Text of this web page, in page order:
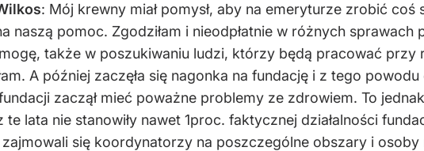
: Mój krewny miał pomysł, aby na emeryturze zrobić
naszą pomoc. Zgodziłam i nieodpłatnie w różnych
także w poszukiwaniu ludzi, którzy będą pracować przy
A później zaczęła się nagonka na fundację i z tego
zaczął mieć poważne problemy ze zdrowiem. To
te lata nie stanowiły nawet 1proc. faktycznej działalności
się koordynatorzy na poszczególne obszary i